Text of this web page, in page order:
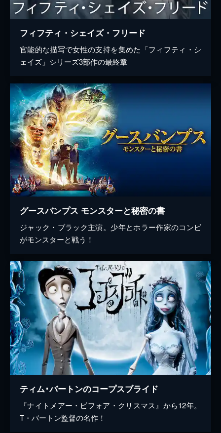
フィフティ・シェイズ・フリード
官能的な描写で女性の支持を集めた「フィフティ・シ
ェイズ」シリーズ3部作の最終章
グースバンプス モンスターと秘密の書
ジャック・ブラック主演。少年とホラー作家のコンビ
がモンスターと戦う！
ティム･バートンのコープスブライド
『ナイトメアー・ビフォア・クリスマス』から12年。
T・バートン監督の名作！